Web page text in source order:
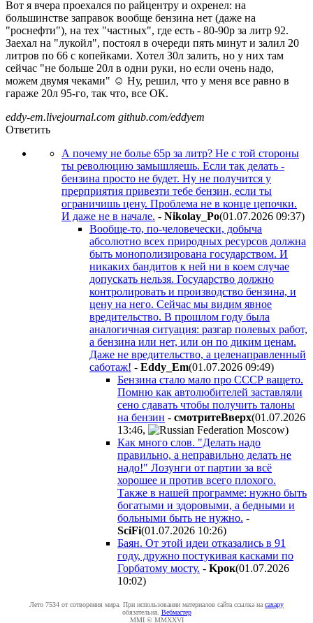
Вот я вчера проехался по райцентру и охренел: на
большинстве заправок вообще бензина нет (даже на
"роснефти"), на тех "частных", где есть - 80-90р за литр 92.
Заехал на "лукойл", постоял в очереди пять минут и залил 20
литров по 66 с копейками. Хотел 30л залить, но у них там
сейчас "не больше 20л в одни руки, но если очень надо,
можем двумя чеками" ☺ Ну, решил, что у меня все равно в
гараже 20л 95-го, так что, все ОК.
eddy-em.livejournal.com github.com/eddyem
Ответить
А почему не болье 65р за литр? Не с той стороны
ты революцию замышляешь. Если так делать -
бензина просто не будет. Ну не получится у
прерприятия привезти тебе бензин, если ты
ограничишь цену. Проблема не в конце цепочки.
И даже не в начале. - Nikolay_Po(01.07.2026 09:37)
Вообще-то, по-человечески, добыча
абсолютно всех природных ресурсов должна
быть монополизирована государством. И
никаких бандитов к ней ни в коем случае
допускать нельзя. Государство должно
контролировать и производство бензина, и
цену на него. Сейчас мы видим явное
вредительство. В прошлом году была
аналогичная ситуация: разгар полевых работ,
а бензина или нет, или он по диким ценам.
Даже не вредительство, а целенаправленный
саботаж! - Eddy_Em(01.07.2026 09:49)
Бензина стало мало про СССР ващето.
Помню как автолюбителей заставляли
сено сдавать чтобы получить талоны
на бензин - cмoтpитeBвepx(01.07.2026
13:46,
)
Как много слов. "Делать надо
правильно, а неправильно делать не
надо!" Лозунги от партии за всё
хорошее и против всего плохого.
Также в нашей программе: нужно быть
богатыми и здоровыми, а бедными и
больными быть не нужно. -
SciFi(01.07.2026 10:26)
Баян. От этой идеи отказались в 91
году, дружно постукивая касками по
Горбатому мосту. - Kpoк(01.07.2026
10:02)
Лето 7534 от сотворения мира. При использовании материалов сайта ссылка на caxapу
обязательна. Вебмастер
MMI © MMXXVI